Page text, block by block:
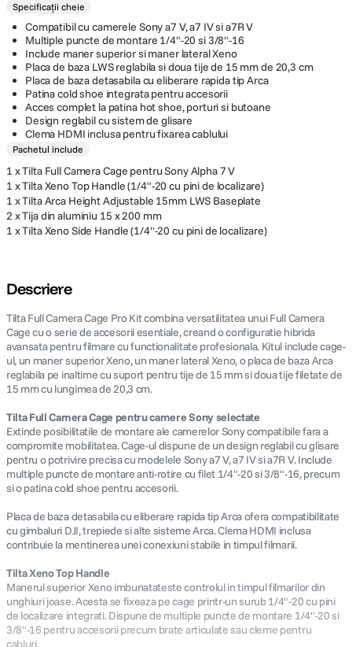
Specificații cheie
Compatibil cu camerele Sony a7 V, a7 IV si a7R V
Multiple puncte de montare 1/4"-20 si 3/8"-16
Include maner superior si maner lateral Xeno
Placa de baza LWS reglabila si doua tije de 15 mm de 20,3 cm
Placa de baza detasabila cu eliberare rapida tip Arca
Patina cold shoe integrata pentru accesorii
Acces complet la patina hot shoe, porturi si butoane
Design reglabil cu sistem de glisare
Clema HDMI inclusa pentru fixarea cablului
Pachetul include
1 x Tilta Full Camera Cage pentru Sony Alpha 7 V
1 x Tilta Xeno Top Handle (1/4"-20 cu pini de localizare)
1 x Tilta Arca Height Adjustable 15mm LWS Baseplate
2 x Tija din aluminiu 15 x 200 mm
1 x Tilta Xeno Side Handle (1/4"-20 cu pini de localizare)
Descriere
Tilta Full Camera Cage Pro Kit combina versatilitatea unui Full Camera
Cage cu o serie de accesorii esentiale, creand o configuratie hibrida
avansata pentru filmare cu functionalitate profesionala. Kitul include cage-
ul, un maner superior Xeno, un maner lateral Xeno, o placa de baza Arca
reglabila pe inaltime cu suport pentru tije de 15 mm si doua tije filetate de
15 mm cu lungimea de 20,3 cm.
Tilta Full Camera Cage pentru camere Sony selectate
Extinde posibilitatile de montare ale camerelor Sony compatibile fara a
compromite mobilitatea. Cage-ul dispune de un design reglabil cu glisare
pentru o potrivire precisa cu modelele Sony a7 V, a7 IV si a7R V. Include
multiple puncte de montare anti-rotire cu filet 1/4"-20 si 3/8"-16, precum
si o patina cold shoe pentru accesorii.
Placa de baza detasabila cu eliberare rapida tip Arca ofera compatibilitate
cu gimbaluri DJI, trepiede si alte sisteme Arca. Clema HDMI inclusa
contribuie la mentinerea unei conexiuni stabile in timpul filmarii.
Tilta Xeno Top Handle
Manerul superior Xeno imbunatateste controlul in timpul filmarilor din
unghiuri joase. Acesta se fixeaza pe cage printr-un surub 1/4"-20 cu pini
de localizare integrati. Dispune de multiple puncte de montare 1/4"-20 si
3/8"-16 pentru accesorii precum brate articulate sau cleme pentru
cabluri.